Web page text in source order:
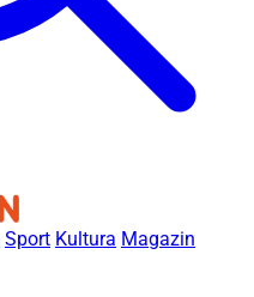
Sport Kultura Magazin